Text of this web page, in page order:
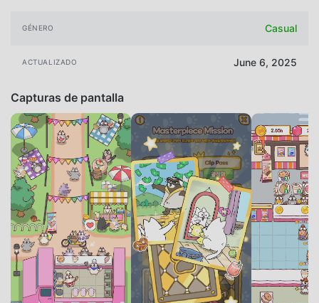
GÉNERO Casual
ACTUALIZADO June 6, 2025
Capturas de pantalla